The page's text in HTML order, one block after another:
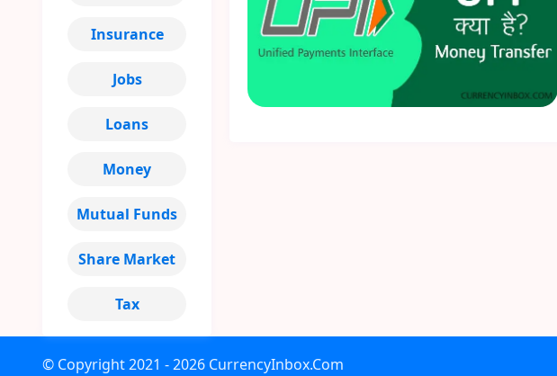
Insurance
Jobs
Loans
Money
Mutual Funds
Share Market
Tax
© Copyright2021 - 2026 CurrencyInbox.Com